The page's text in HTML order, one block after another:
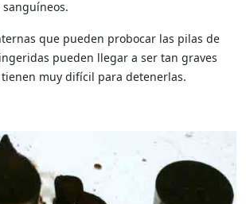
que pueden probocar las pilas de
pueden llegar a ser tan graves
muy difícil para detenerlas.